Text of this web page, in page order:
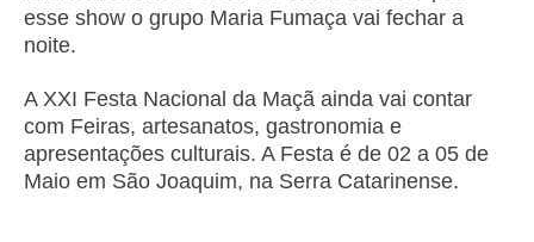
esse show o grupo Maria Fumaça vai fechar a
noite.
A XXI Festa Nacional da Maçã ainda vai contar
com Feiras, artesanatos, gastronomia e
apresentações culturais. A Festa é de 02 a 05 de
Maio em São Joaquim, na Serra Catarinense.